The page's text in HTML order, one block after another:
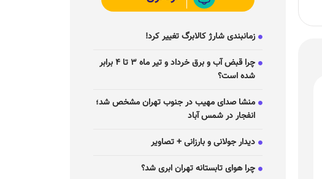
زمانبندی شارژ کالابرگ تغییر کرد!
چرا قبض آب و برق خرداد و تیر ماه ۳ تا ۴ برابر
شده است؟
منشا صدای مهیب در جنوب تهران مشخص شد؛
انفجار در شمس آباد
دیدار جولانی و بارزانی + تصاویر
چرا هوای تابستانه تهران ابری شد؟